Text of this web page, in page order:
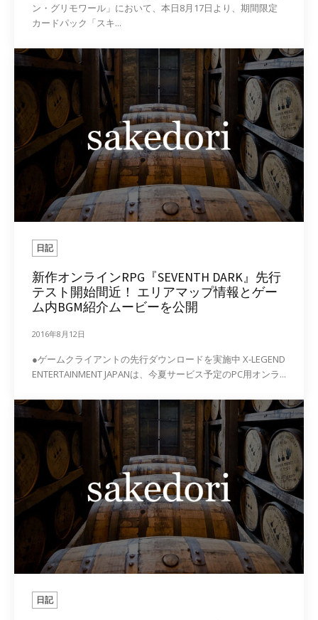
ン・グリモワール」において、本日8月17日より、期間限定
カードパック「スキ...
日記
新作オンラインRPG『SEVENTH DARK』先行
テスト開始間近！ エリアマップ情報とゲー
ム内BGM紹介ムービーを公開
2016年8月12日
●ゲームクライアントの先行ダウンロードを実施中 X-LEGEND
ENTERTAINMENT JAPANは、今夏サービス予定のPC用オンラ...
日記